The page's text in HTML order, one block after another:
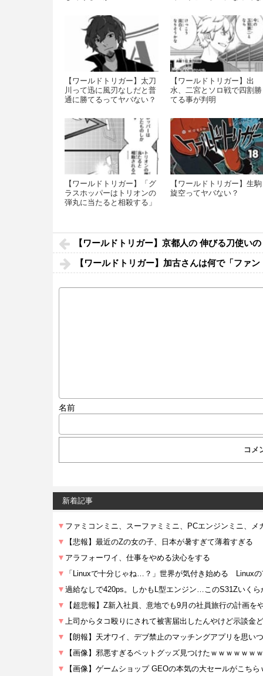
【ワールドトリガー】太刀
川って迅に風刃なしだと普
通に勝てるってヤバない？
【ワールドトリガー】出
水、二宮とソロ戦で四割勝
てる事が判明
【ワールドトリガー】「グ
ラスホッパーはトリオンの
弾丸に当たると相殺する」
【ワールドトリガー】生駒
旋空ってヤバない？
【ワールドトリガー】京都人の 伸びる刀使い
【ワールドトリガー】加古さんは何で「ファ
名前
新着記事